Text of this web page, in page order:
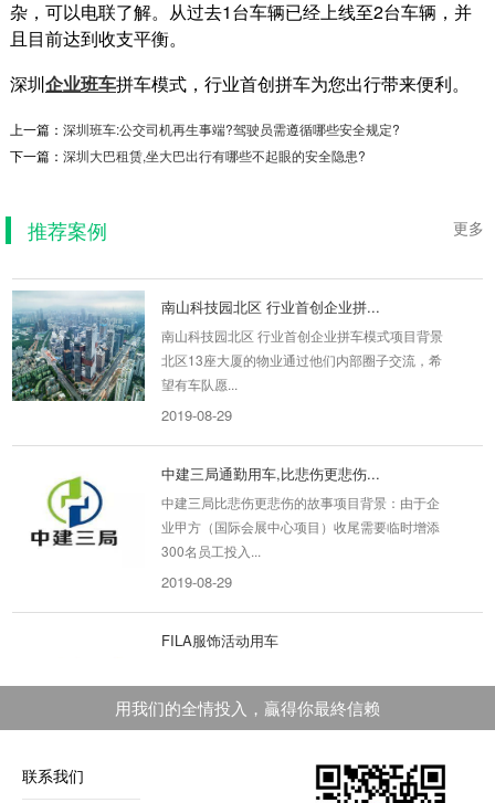
杂，可以电联了解。从过去1台车辆已经上线至2台车辆，并
且目前达到收支平衡。
深圳企业班车拼车模式，行业首创拼车为您出行带来便利。
上一篇： 深圳班车:公交司机再生事端?驾驶员需遵循哪些安全规定?
下一篇： 深圳大巴租赁,坐大巴出行有哪些不起眼的安全隐患?
更多
推荐案例
随手记集团公司接待用车
随手记集团公司接待用车租车背景：为了进一步
南山科技园北区 行业首创企业拼...
北区13座大厦的物业通过他们内部圈子交流，希
望有车队愿...
中建三局通勤用车,比悲伤更悲伤...
业甲方（国际会展中心项目）收尾需要临时增添
300名员工投入...
FILA服饰活动用车
南巡店活动及中外人员参观交流会广深用车，需
求数量20辆大小...
广州黄埔区仙妮蕾德企业员工班车
用我们的全情投入，贏得你最終信赖
联系我们